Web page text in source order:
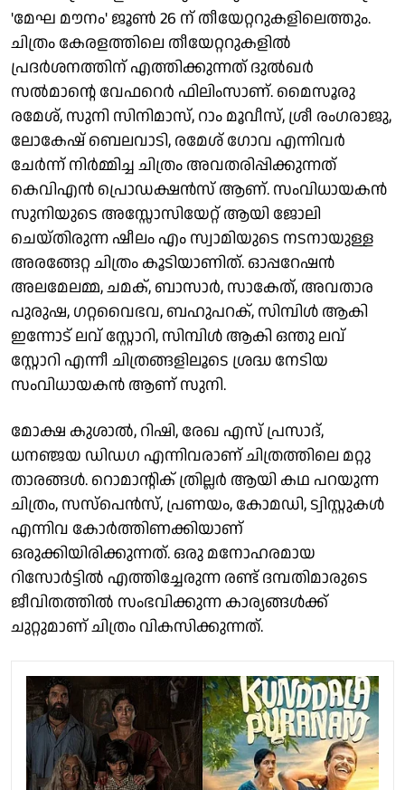
'മേഘ മൗനം' ജൂൺ 26 ന് തീയേറ്ററുകളിലെത്തും.
ചിത്രം കേരളത്തിലെ തീയേറ്ററുകളിൽ
പ്രദർശനത്തിന് എത്തിക്കുന്നത് ദുൽഖർ
സൽമാന്റെ വേഫറെർ ഫിലിംസാണ്. മൈസൂരു
രമേശ്, സുനി സിനിമാസ്, റാം മൂവീസ്, ശ്രീ രംഗരാജു,
ലോകേഷ് ബെലവാടി, രമേശ് ഗോവ എന്നിവർ
ചേർന്ന് നിർമ്മിച്ച ചിത്രം അവതരിപ്പിക്കുന്നത്
കെവിഎൻ പ്രൊഡക്ഷൻസ് ആണ്. സംവിധായകൻ
സുനിയുടെ അസ്സോസിയേറ്റ് ആയി ജോലി
ചെയ്തിരുന്ന ഷീലം എം സ്വാമിയുടെ നടനായുള്ള
അരങ്ങേറ്റ ചിത്രം കൂടിയാണിത്. ഓപ്പറേഷൻ
അലമേലമ്മ, ചമക്, ബാസാർ, സാകേത്, അവതാര
പുരുഷ, ഗറ്റവൈഭവ, ബഹുപറക്, സിമ്പിൾ ആകി
ഇന്നോട് ലവ് സ്റ്റോറി, സിമ്പിൾ ആകി ഒന്തു ലവ്
സ്റ്റോറി എന്നീ ചിത്രങ്ങളിലൂടെ ശ്രദ്ധ നേടിയ
സംവിധായകൻ ആണ് സുനി.
മോക്ഷ കുശാൽ, റിഷി, രേഖ എസ് പ്രസാദ്,
ധനഞ്ജയ ഡിഡഗ എന്നിവരാണ് ചിത്രത്തിലെ മറ്റു
താരങ്ങൾ. റൊമാൻ്റിക് ത്രില്ലർ ആയി കഥ പറയുന്ന
ചിത്രം, സസ്പെൻസ്, പ്രണയം, കോമഡി, ട്വിസ്റ്റുകൾ
എന്നിവ കോർത്തിണക്കിയാണ്
ഒരുക്കിയിരിക്കുന്നത്. ഒരു മനോഹരമായ
റിസോർട്ടിൽ എത്തിച്ചേരുന്ന രണ്ട് ദമ്പതിമാരുടെ
ജീവിതത്തിൽ സംഭവിക്കുന്ന കാര്യങ്ങൾക്ക്
ചുറ്റുമാണ് ചിത്രം വികസിക്കുന്നത്.